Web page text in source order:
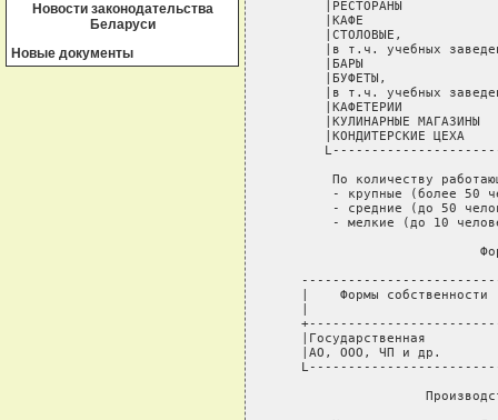
Новости законодательства
Беларуси
Новые документы